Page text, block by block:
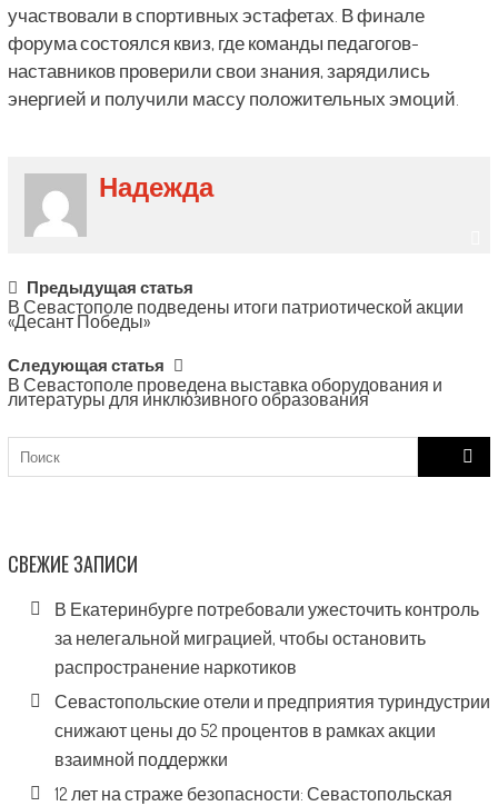
участвовали в спортивных эстафетах. В финале
форума состоялся квиз, где команды педагогов-
наставников проверили свои знания, зарядились
энергией и получили массу положительных эмоций.
Надежда
Post
navigation
Предыдущая статья
В Севастополе подведены итоги патриотической акции
«Десант Победы»
Следующая статья
В Севастополе проведена выставка оборудования и
литературы для инклюзивного образования
Search
СВЕЖИЕ ЗАПИСИ
В Екатеринбурге потребовали ужесточить контроль
за нелегальной миграцией, чтобы остановить
распространение наркотиков
Севастопольские отели и предприятия туриндустрии
снижают цены до 52 процентов в рамках акции
взаимной поддержки
12 лет на страже безопасности: Севастопольская